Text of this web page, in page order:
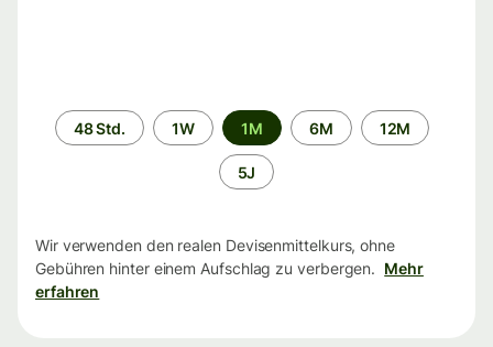
Zeitraum
48 Std. 1W 1M 6M 12M
5J
Wir verwenden den realen Devisenmittelkurs, ohne
Gebühren hinter einem Aufschlag zu verbergen. Mehr
erfahren